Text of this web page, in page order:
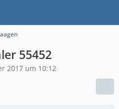
55452
2017 um 10:12